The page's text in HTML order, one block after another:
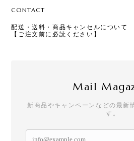
CONTACT
配送・送料・商品キャンセルについて
【ご注文前に必読ください】
Mail
新商品やキャンペーンなどの最新
す。